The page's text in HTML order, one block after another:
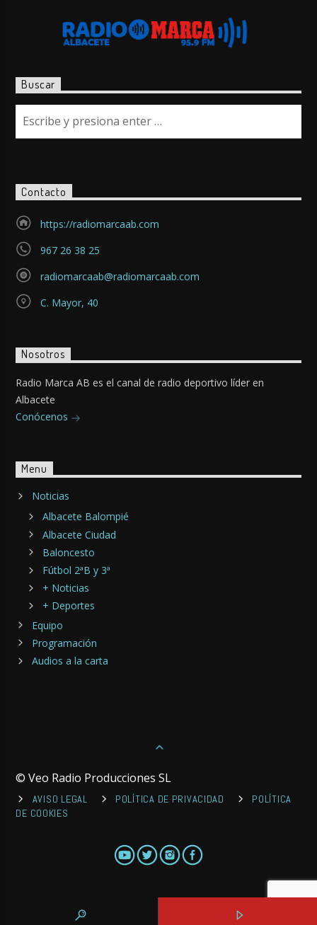
Buscar
Contacto
https://radiomarcaab.com
967 26 38 25
radiomarcaab@radiomarcaab.com
C. Mayor, 40
Nosotros
Radio Marca AB es el canal de radio deportivo líder en
Albacete
Conócenos
Menu
Noticias
Albacete Balompié
Albacete Ciudad
Baloncesto
Fútbol 2ªB y 3ª
+ Noticias
+ Deportes
Equipo
Programación
Audios a la carta
© Veo Radio Producciones SL
AVISO LEGAL POLÍTICA DE PRIVACIDAD
POLÍTICA
DE COOKIES